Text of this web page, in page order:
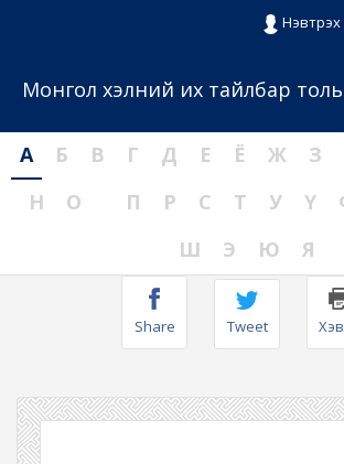
Нэвтрэх
Монгол хэлний их тайлбар толь
А Б В Г Д Е Ё Ж З
Н
О П Р С Т У Ү
Ш
Э Ю Я
Share Tweet